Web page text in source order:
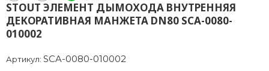
STOUT ЭЛЕМЕНТ ДЫМОХОДА ВНУТРЕННЯЯ
ДЕКОРАТИВНАЯ МАНЖЕТА DN80 SCA-0080-
010002
Артикул: SCA-0080-010002